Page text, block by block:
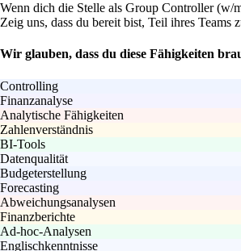
Wenn dich die Stelle als Group Controller (w/
Zeig uns, dass du bereit bist, Teil ihres Teams
Wir glauben, dass du diese Fähigkeiten
Controlling
Finanzanalyse
Analytische Fähigkeiten
Zahlenverständnis
BI-Tools
Datenqualität
Budgeterstellung
Forecasting
Abweichungsanalysen
Finanzberichte
Ad-hoc-Analysen
Englischkenntnisse